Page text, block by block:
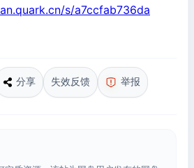
s/a7ccfab736da
分享 失效反馈 举报